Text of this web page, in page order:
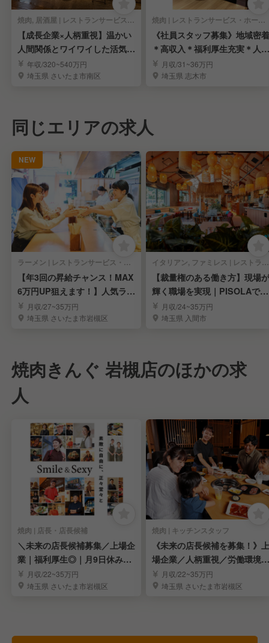
焼肉, 居酒屋 | レストランサービス・ホールスタッフ
【成長企業×人柄重視】温かい
人間関係とワイワイした活気が
自慢の職場！
年収/320~540万円
埼玉県 さいたま市南区
焼肉 | レストランサービス・ホールスタッフ
《社員スタッフ募集》地域密着
＊高収入＊福利厚生充実＊人柄
採用＊遠方応募歓迎
月収/31~36万円
埼玉県 志木市
同じエリアの求人
NEW
ラーメン | レストランサービス・ホールスタッフ
【年3回の昇給チャンス！MAX
6万円UP狙えます！】人気ラー
メンの社員募集
月収/27~35万円
埼玉県 さいたま市岩槻区
イタリアン, ファミレス | レストランサービス・ホールスタッフ
【裁量権のある働き方】現場が
輝く職場を実現｜PISOLAで店
長候補募集
月収/24~35万円
埼玉県 入間市
焼肉きんぐ 岩槻店のほかの求
人
焼肉 | 店長・店長候補
＼未来の店長候補募集／上場企
業｜福利厚生◎｜月9日休み｜
７連休制度あります
月収/22~35万円
埼玉県 さいたま市岩槻区
焼肉 | キッチンスタッフ
《未来の店長候補を募集！》上
場企業／人柄重視／労働環境安
定／福利厚生充実
月収/22~35万円
埼玉県 さいたま市岩槻区